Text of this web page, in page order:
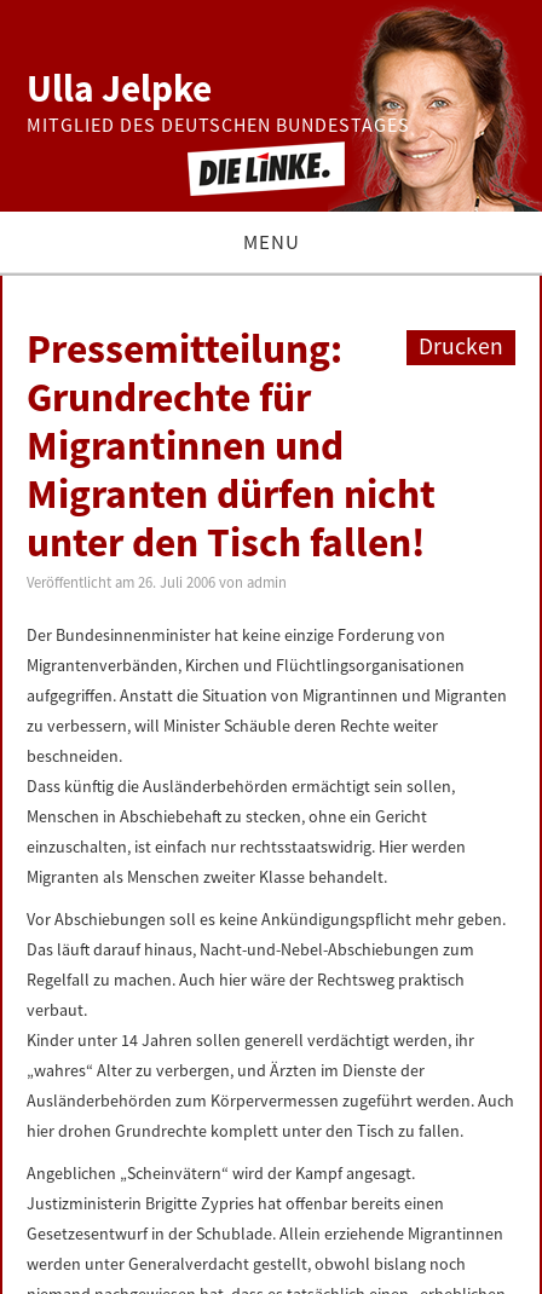
Ulla Jelpke
MITGLIED DES DEUTSCHEN BUNDESTAGES
MENU
BUNDESTAG
PRESSE
ZUR PERSON
LINKS
DATENSCHUTZERKLÄRUNG
IMPRESSUM
Drucken
Pressemitteilung:
Grundrechte für
Migrantinnen und
Migranten dürfen nicht
unter den Tisch fallen!
Veröffentlicht am26. Juli 2006 vonadmin
Der Bundesinnenminister hat keine einzige Forderung von
Migrantenverbänden, Kirchen und Flüchtlingsorganisationen
aufgegriffen. Anstatt die Situation von Migrantinnen und Migranten
zu verbessern, will Minister Schäuble deren Rechte weiter
beschneiden.
Dass künftig die Ausländerbehörden ermächtigt sein sollen,
Menschen in Abschiebehaft zu stecken, ohne ein Gericht
einzuschalten, ist einfach nur rechtsstaatswidrig. Hier werden
Migranten als Menschen zweiter Klasse behandelt.
Vor Abschiebungen soll es keine Ankündigungspflicht mehr geben.
Das läuft darauf hinaus, Nacht-und-Nebel-Abschiebungen zum
Regelfall zu machen. Auch hier wäre der Rechtsweg praktisch
verbaut.
Kinder unter 14 Jahren sollen generell verdächtigt werden, ihr
„wahres“ Alter zu verbergen, und Ärzten im Dienste der
Ausländerbehörden zum Körpervermessen zugeführt werden. Auch
hier drohen Grundrechte komplett unter den Tisch zu fallen.
Angeblichen „Scheinvätern“ wird der Kampf angesagt.
Justizministerin Brigitte Zypries hat offenbar bereits einen
Gesetzesentwurf in der Schublade. Allein erziehende Migrantinnen
werden unter Generalverdacht gestellt, obwohl bislang noch